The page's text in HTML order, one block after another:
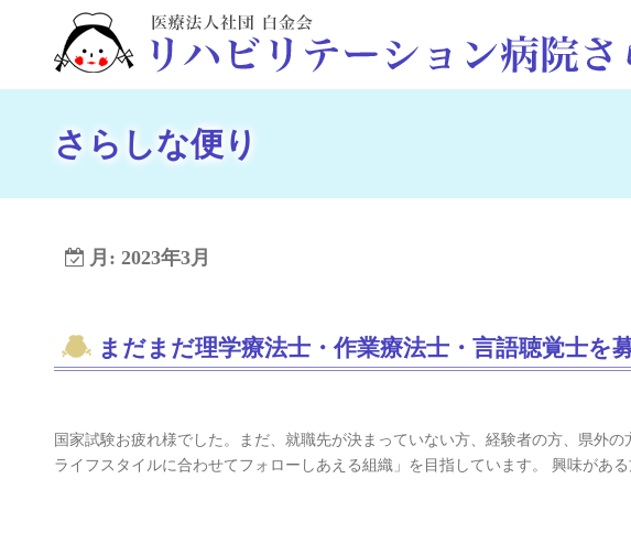
さらしな便り
月: 2023年3月
まだまだ理学療法士・作業療法士・言語聴覚士を
国家試験お疲れ様でした。まだ、就職先が決まっていない方、経験者の方、県外
ライフスタイルに合わせてフォローしあえる組織」を目指しています。 興味があ